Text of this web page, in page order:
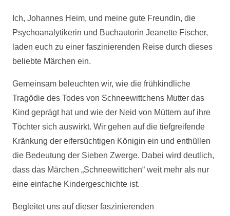
Ich, Johannes Heim, und meine gute Freundin, die
Psychoanalytikerin und Buchautorin Jeanette Fischer,
laden euch zu einer faszinierenden Reise durch dieses
beliebte Märchen ein.
Gemeinsam beleuchten wir, wie die frühkindliche
Tragödie des Todes von Schneewittchens Mutter das
Kind geprägt hat und wie der Neid von Müttern auf ihre
Töchter sich auswirkt. Wir gehen auf die tiefgreifende
Kränkung der eifersüchtigen Königin ein und enthüllen
die Bedeutung der Sieben Zwerge. Dabei wird deutlich,
dass das Märchen „Schneewittchen“ weit mehr als nur
eine einfache Kindergeschichte ist.
Begleitet uns auf dieser faszinierenden